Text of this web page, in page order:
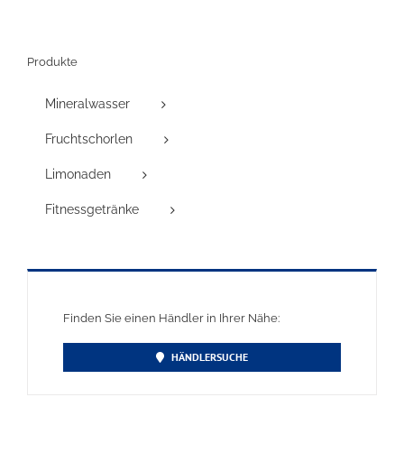
Produkte
Mineralwasser
Fruchtschorlen
Limonaden
Fitnessgetränke
Finden Sie einen Händler in Ihrer Nähe:
HÄNDLERSUCHE